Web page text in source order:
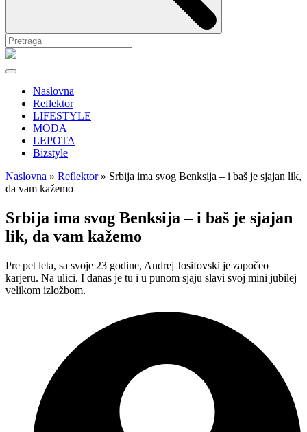
Naslovna
Reflektor
LIFESTYLE
MODA
LEPOTA
Bizstyle
Naslovna » Reflektor » Srbija ima svog Benksija – i baš je sjajan lik,
da vam kažemo
Srbija ima svog Benksija – i baš je sjajan
lik, da vam kažemo
Pre pet leta, sa svoje 23 godine, Andrej Josifovski je započeo
karjeru. Na ulici. I danas je tu i u punom sjaju slavi svoj mini jubilej
velikom izložbom.